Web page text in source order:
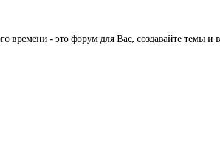
времени - это форум для Вас, создавайте темы и